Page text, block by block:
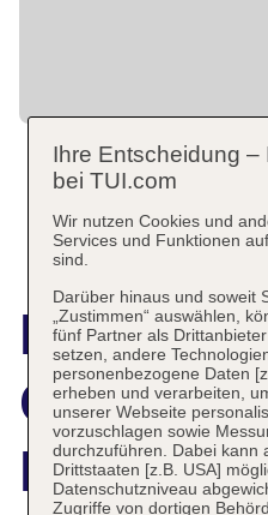
Cape
Marriott
Ihre Entscheidung
bei TUI.com
Wir nutzen Cookies und
Services und Funktionen
sind.
Darüber hinaus und soweit
„Zustimmen“ auswählen,
fünf Partner als
setzen, andere
personenbezogene Daten
erheben und verarbeiten,
unserer Webseite
vorzuschlagen sowie
durchzuführen. Dabei kann
Drittstaaten [z.B. USA]
Datenschutzniveau
Zugriffe von dortigen